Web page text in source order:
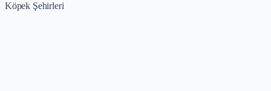
Köpek Şehirleri